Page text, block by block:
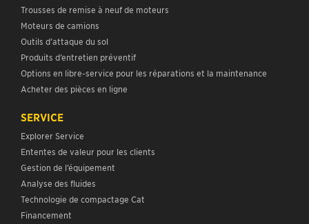
Trousses de remise à neuf de moteurs
Moteurs de camions
Outils d’attaque du sol
Produits d’entretien préventif
Options en libre-service pour les réparations et la maintenance
Acheter des pièces en ligne
SERVICE
Explorer Service
Ententes de valeur pour les clients
Gestion de l’équipement
Analyse des fluides
Technologie de compactage Cat
Financement